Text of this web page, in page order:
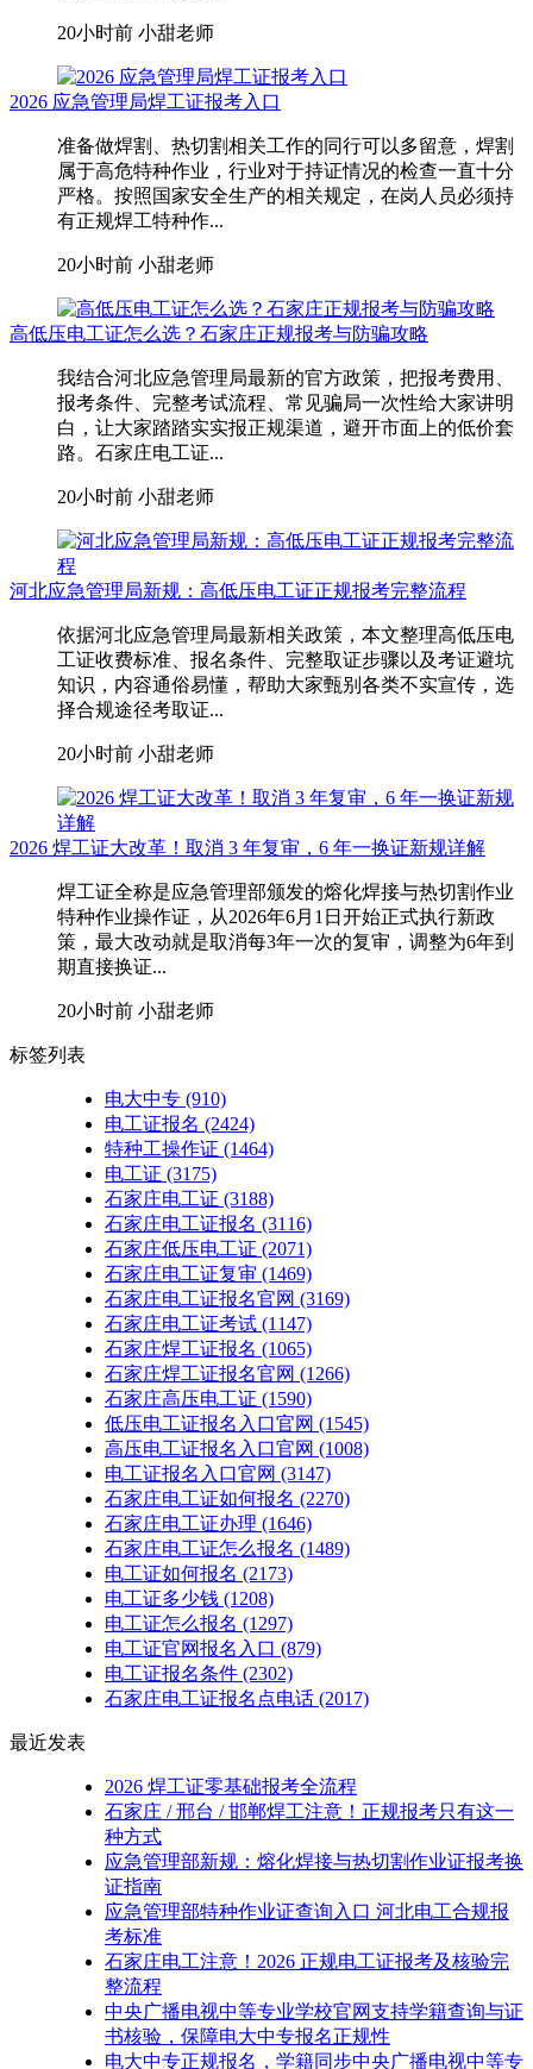
20小时前 小甜老师
2026 应急管理局焊工证报考入口
准备做焊割、热切割相关工作的同行可以多留意，焊割
属于高危特种作业，行业对于持证情况的检查一直十分
严格。按照国家安全生产的相关规定，在岗人员必须持
有正规焊工特种作...
20小时前 小甜老师
高低压电工证怎么选？石家庄正规报考与防骗攻略
我结合河北应急管理局最新的官方政策，把报考费用、
报考条件、完整考试流程、常见骗局一次性给大家讲明
白，让大家踏踏实实报正规渠道，避开市面上的低价套
路。石家庄电工证...
20小时前 小甜老师
河北应急管理局新规：高低压电工证正规报考完整流程
依据河北应急管理局最新相关政策，本文整理高低压电
工证收费标准、报名条件、完整取证步骤以及考证避坑
知识，内容通俗易懂，帮助大家甄别各类不实宣传，选
择合规途径考取证...
20小时前 小甜老师
2026 焊工证大改革！取消 3 年复审，6 年一换证新规详解
焊工证全称是应急管理部颁发的熔化焊接与热切割作业
特种作业操作证，从2026年6月1日开始正式执行新政
策，最大改动就是取消每3年一次的复审，调整为6年到
期直接换证...
20小时前 小甜老师
标签列表
电大中专 (910)
电工证报名 (2424)
特种工操作证 (1464)
电工证 (3175)
石家庄电工证 (3188)
石家庄电工证报名 (3116)
石家庄低压电工证 (2071)
石家庄电工证复审 (1469)
石家庄电工证报名官网 (3169)
石家庄电工证考试 (1147)
石家庄焊工证报名 (1065)
石家庄焊工证报名官网 (1266)
石家庄高压电工证 (1590)
低压电工证报名入口官网 (1545)
高压电工证报名入口官网 (1008)
电工证报名入口官网 (3147)
石家庄电工证如何报名 (2270)
石家庄电工证办理 (1646)
石家庄电工证怎么报名 (1489)
电工证如何报名 (2173)
电工证多少钱 (1208)
电工证怎么报名 (1297)
电工证官网报名入口 (879)
电工证报名条件 (2302)
石家庄电工证报名点电话 (2017)
最近发表
2026 焊工证零基础报考全流程
石家庄 / 邢台 / 邯郸焊工注意！正规报考只有这一
种方式
应急管理部新规：熔化焊接与热切割作业证报考换
证指南
应急管理部特种作业证查询入口 河北电工合规报
考标准
石家庄电工注意！2026 正规电工证报考及核验完
整流程
中央广播电视中等专业学校官网支持学籍查询与证
书核验，保障电大中专报名正规性
电大中专正规报名，学籍同步中央广播电视中等专